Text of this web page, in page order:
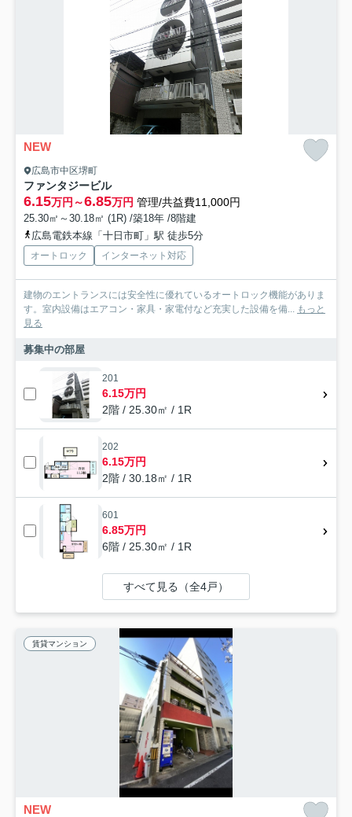
NEW
広島市中区堺町
ファンタジービル
6.15万円～6.85万円 管理/共益費11,000円
25.30㎡～30.18㎡ (1R) /築18年 /8階建
広島電鉄本線「十日市町」駅 徒歩5分
オートロック インターネット対応
建物のエントランスには安全性に優れているオートロック機能がありま
す。室内設備はエアコン・家具・家電付など充実した設備を備... もっと
見る
募集中の部屋
201
6.15万円
2階 / 25.30㎡ / 1R
202
6.15万円
2階 / 30.18㎡ / 1R
601
6.85万円
6階 / 25.30㎡ / 1R
すべて見る（全4戸）
賃貸マンション
NEW